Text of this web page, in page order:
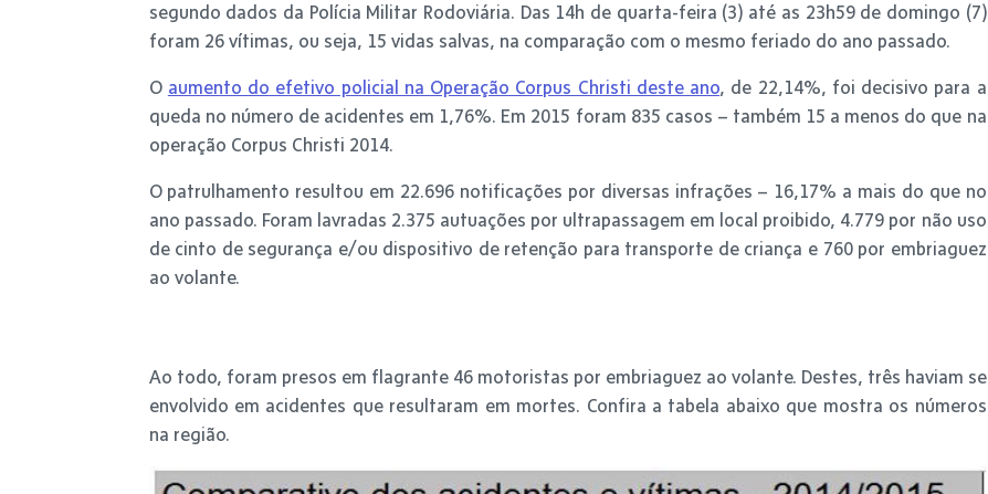
segundo dados da Polícia Militar Rodoviária. Das 14h de quarta-feira (3) até as 23h59 de domingo (7)
foram 26 vítimas, ou seja, 15 vidas salvas, na comparação com o mesmo feriado do ano passado.
O aumento do efetivo policial na Operação Corpus Christi deste ano, de 22,14%, foi decisivo para a
queda no número de acidentes em 1,76%. Em 2015 foram 835 casos – também 15 a menos do que na
operação Corpus Christi 2014.
O patrulhamento resultou em 22.696 notificações por diversas infrações – 16,17% a mais do que no
ano passado. Foram lavradas 2.375 autuações por ultrapassagem em local proibido, 4.779 por não uso
de cinto de segurança e/ou dispositivo de retenção para transporte de criança e 760 por embriaguez
ao volante.
Ao todo, foram presos em flagrante 46 motoristas por embriaguez ao volante. Destes, três haviam se
envolvido em acidentes que resultaram em mortes. Confira a tabela abaixo que mostra os números
na região.